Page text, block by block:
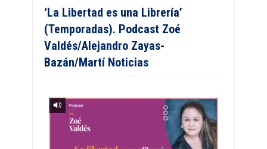
‘La Libertad es una Librería’
(Temporadas). Podcast Zoé
Valdés/Alejandro Zayas-
Bazán/Martí Noticias